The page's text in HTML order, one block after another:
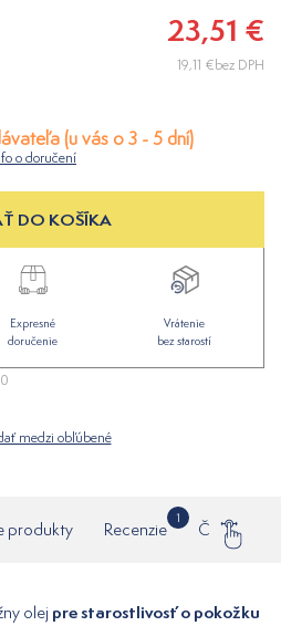
23,51 €
19,11 €bez DPH
(u vás o 3 - 5 dní)
o doručení
DO KOŠÍKA
Expresné
doručenie
Vrátenie
bez starostí
medzi obľúbené
produkty Recenzie
1
Často
olej pre starostlivosť o pokožku